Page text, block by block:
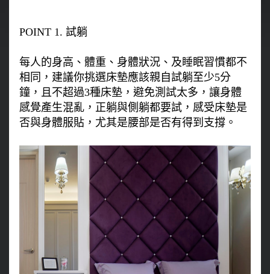
POINT 1. 試躺
每人的身高、體重、身體狀況、及睡眠習慣都不
相同，建議你挑選床墊應該親自試躺至少5分
鐘，且不超過3種床墊，避免測試太多，讓身體
感覺產生混亂，正躺與側躺都要試，感受床墊是
否與身體服貼，尤其是腰部是否有得到支撐。